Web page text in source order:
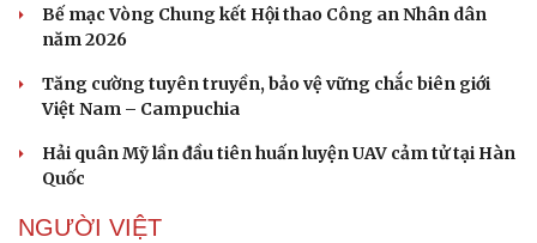
Thông tin doanh nghiệp
Doanh nghiệp 24h
Doanh nhân
Vì cộng đồng
Sành điệu
Trải nghiệm
Chuyển đổi số
Bế mạc Vòng Chung kết Hội thao Công an Nhân dân
năm 2026
Tăng cường tuyên truyền, bảo vệ vững chắc biên giới
Việt Nam – Campuchia
Hải quân Mỹ lần đầu tiên huấn luyện UAV cảm tử tại Hàn
Quốc
NGƯỜI VIỆT